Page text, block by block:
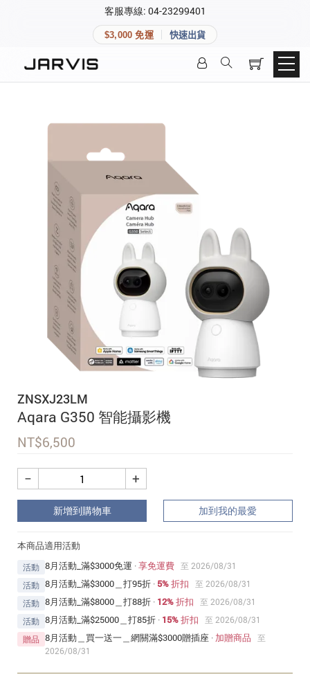
客服專線: 04-23299401
$3,000 免運 快速出貨
ZNSXJ23LM
Aqara G350 智能攝影機
NT$6,500
+
−
新增到購物車 加到我的最愛
本商品適用活動
活動 8月活動_滿$3000免運 ·享免運費
至 2026/08/31
活動 8月活動_滿$3000＿打95折 · 5% 折扣
至 2026/08/31
活動 8月活動_滿$8000＿打88折 · 12% 折扣
至 2026/08/31
活動 8月活動_滿$25000＿打85折 · 15% 折扣
至 2026/08/31
贈品 8月活動＿買一送一＿網關滿$3000贈插座 · 加贈商品
至
2026/08/31
快速連結
精品家電
登入後可查看訂單、會員資料與收藏清單。
登入會員
建立新帳號
追蹤我的訂單
會員資料管理
查看我的最愛
加入 JARVIS VIP